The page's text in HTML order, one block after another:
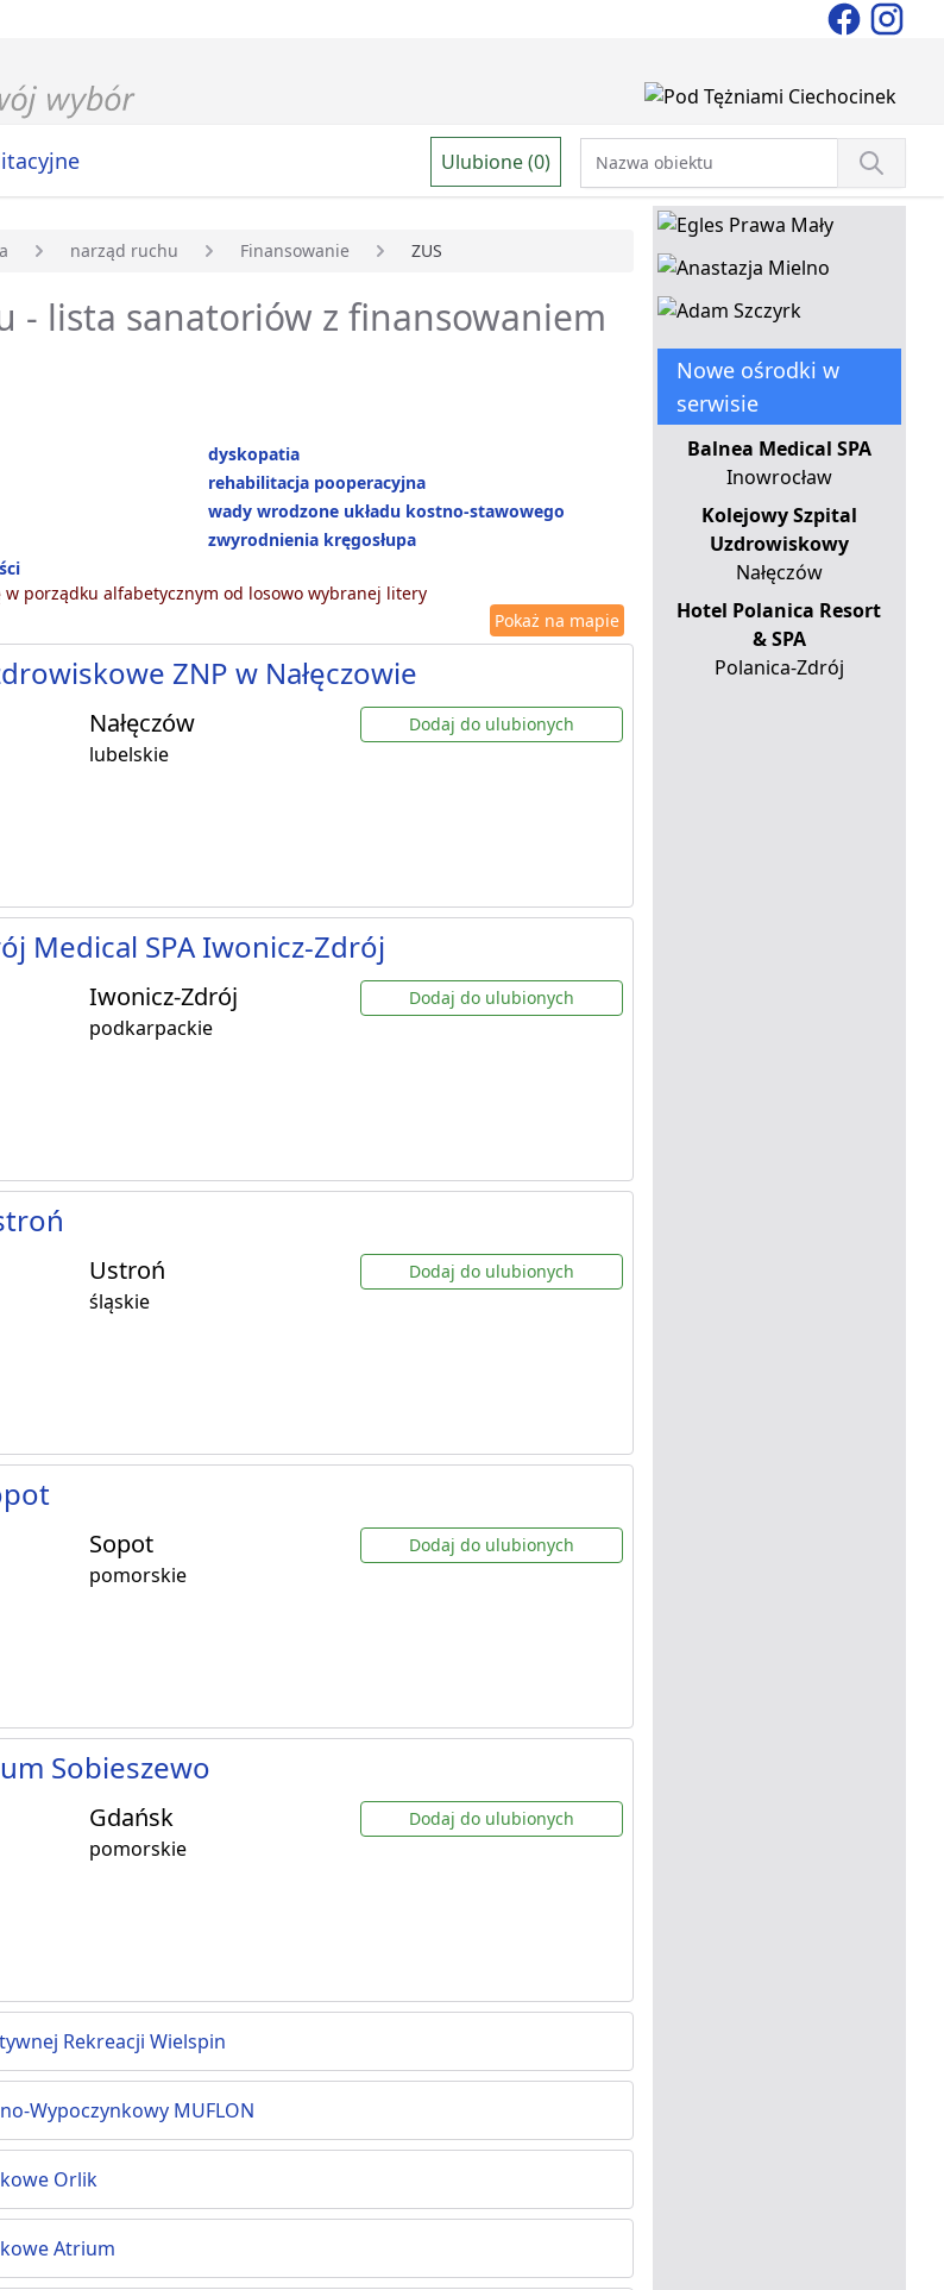
Ulubione (0)
narząd ruchu Finansowanie ZUS
- lista sanatoriów z finansowaniem
dyskopatia
rehabilitacja pooperacyjna
wady wrodzone układu kostno-stawowego
zwyrodnienia kręgosłupa
w porządku alfabetycznym od losowo wybranej litery
Pokaż na mapie
ZNP w Nałęczowie
Nałęczów
lubelskie
Dodaj do ulubionych
Medical SPA Iwonicz-Zdrój
Iwonicz-Zdrój
podkarpackie
Dodaj do ulubionych
Ustroń
śląskie
Dodaj do ulubionych
Sopot
pomorskie
Dodaj do ulubionych
Sobieszewo
Gdańsk
pomorskie
Dodaj do ulubionych
Rekreacji Wielspin
Wypoczynkowy MUFLON
Orlik
Atrium
Nowe ośrodki w
serwisie
Balnea Medical SPA
Inowrocław
Kolejowy Szpital
Uzdrowiskowy
Nałęczów
Hotel Polanica Resort
& SPA
Polanica-Zdrój